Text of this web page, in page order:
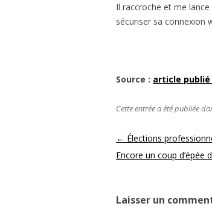
Il raccroche et me lance
sécuriser sa connexion
Source : article publié
Cette entrée a été publiée
Navigation des
← Élections
Encore un coup d’épée
Laisser un